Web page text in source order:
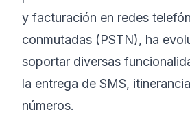
y facturación en redes
conmutadas (PSTN), ha
soportar diversas
la entrega de SMS,
números.